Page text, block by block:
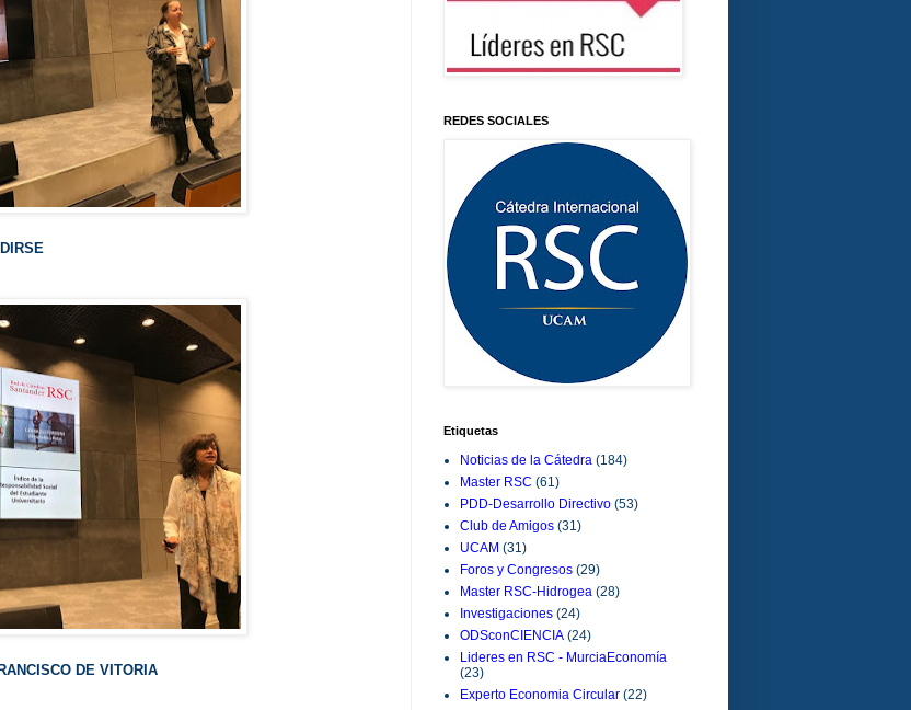
DIRSE
DE VITORIA
REDES SOCIALES
Etiquetas
Noticias de la Cátedra (184)
Master RSC (61)
PDD-Desarrollo Directivo (53)
Club de Amigos (31)
UCAM (31)
Foros y Congresos (29)
Master RSC-Hidrogea (28)
Investigaciones (24)
ODSconCIENCIA (24)
Lideres en RSC - MurciaEconomía
(23)
Experto Economia Circular (22)